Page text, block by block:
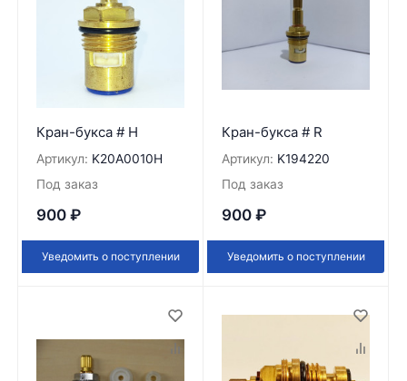
Кран-букса # H
Артикул: K20A0010H
Под заказ
900 ₽
Уведомить о поступлении
Кран-букса # R
Артикул: K194220
Под заказ
900 ₽
Уведомить о поступлении